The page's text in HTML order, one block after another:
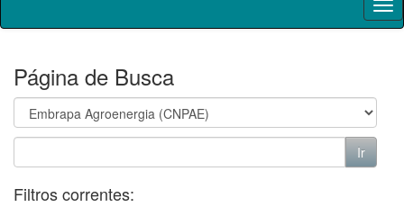
Página de Busca
Filtros correntes: